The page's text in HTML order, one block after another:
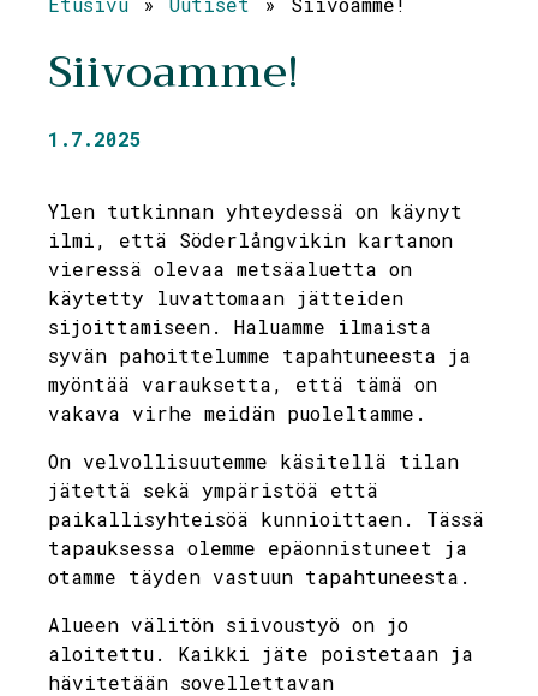
Siivoamme!
1.7.2025
Ylen tutkinnan yhteydessä on käynyt
ilmi, että Söderlångvikin kartanon
vieressä olevaa metsäaluetta on
käytetty luvattomaan jätteiden
sijoittamiseen. Haluamme ilmaista
syvän pahoittelumme tapahtuneesta ja
myöntää varauksetta, että tämä on
vakava virhe meidän puoleltamme.
On velvollisuutemme käsitellä tilan
jätettä sekä ympäristöä että
paikallisyhteisöä kunnioittaen. Tässä
tapauksessa olemme epäonnistuneet ja
otamme täyden vastuun tapahtuneesta.
Alueen välitön siivoustyö on jo
aloitettu. Kaikki jäte poistetaan ja
hävitetään sovellettavan